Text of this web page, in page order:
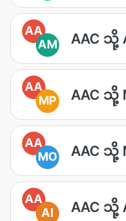
AA
AM
AAC သို့
AA
MP
AAC သို့
AA
MO
AAC သို့
AA
AI
AAC သို့